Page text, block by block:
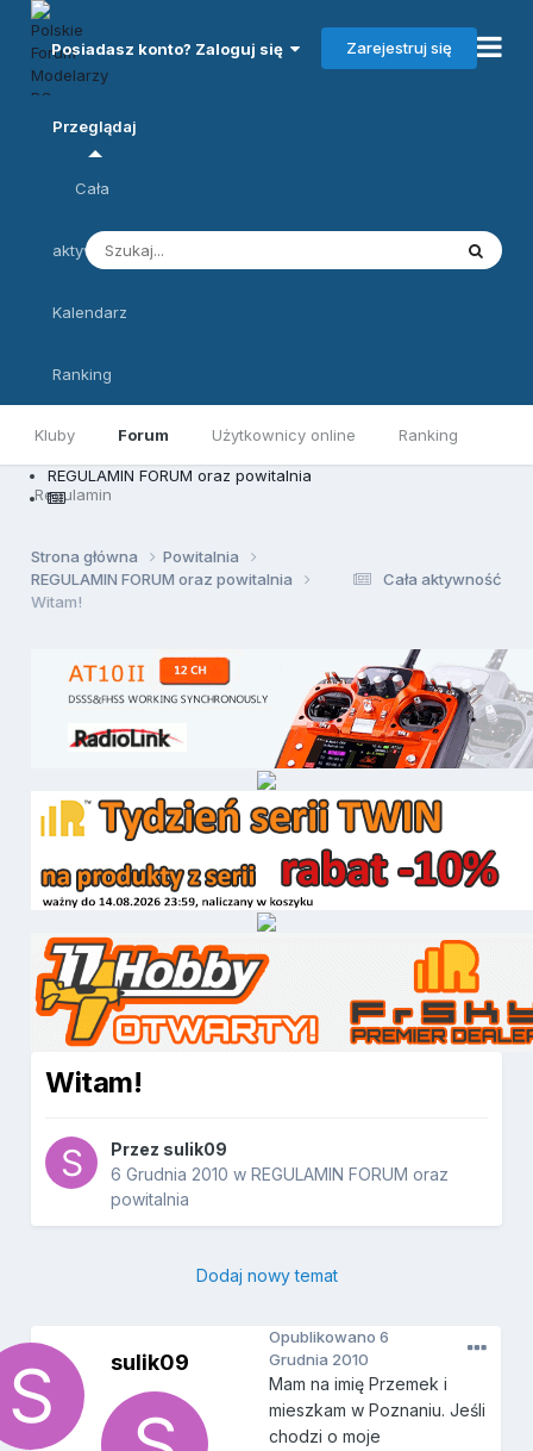
Posiadasz konto? Zaloguj się Zarejestruj się
Przeglądaj
Kluby Forum Użytkownicy online Ranking
Regulamin
Cała
aktywność
Kalendarz
Ranking
REGULAMIN FORUM oraz powitalnia
Cała aktywność
Strona główna
Powitalnia
REGULAMIN FORUM oraz powitalnia
Witam!
Witam!
Przez sulik09
6 Grudnia 2010 wREGULAMIN FORUM oraz
powitalnia
Dodaj nowy temat
sulik09
Opublikowano6
Grudnia 2010
Mam na imię Przemek i
mieszkam w Poznaniu. Jeśli
chodzi o moje